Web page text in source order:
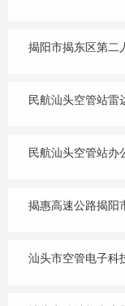
汕头市空管电子科